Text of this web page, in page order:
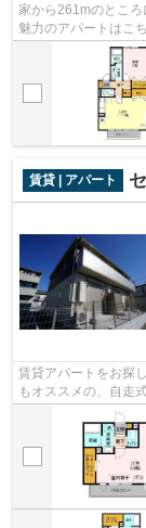
家から261mのとこ
魅力のアパートはこ
る物件です。インタ
賃貸 | アパート
賃貸アパートをお探
もオススメの、自走
内を兼ね備えた、平